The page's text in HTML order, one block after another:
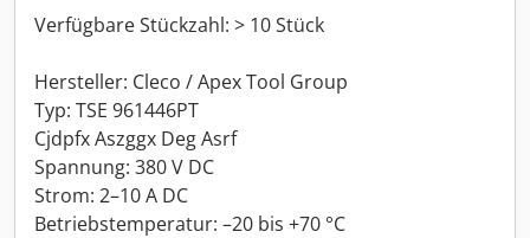
Verfügbare Stückzahl: > 10 Stück
Hersteller: Cleco / Apex Tool Group
Typ: TSE 961446PT
Cjdpfx Aszggx Deg Asrf
Spannung: 380 V DC
Strom: 2–10 A DC
Betriebstemperatur: –20 bis +70 °C